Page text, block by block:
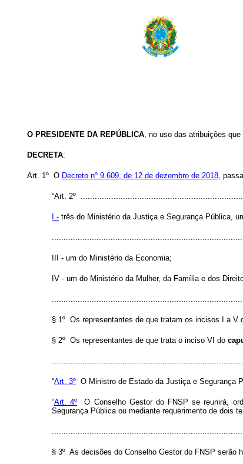
O PRESIDENTE DA REPÚBLICA, no uso das atribuições
DECRETA:
Art. 1º O Decreto nº 9.609, de 12 de dezembro de 2018,
“Art. 2º
I - três do Ministério da Justiça e Segurança Pública,
III - um do Ministério da Economia;
IV - um do Ministério da Mulher, da Família e dos
§ 1º Os representantes de que tratam os incisos I a V
§ 2º Os representantes de que trata o inciso VI do
“Art. 3º O Ministro de Estado da Justiça e Segurança
“Art. 4º O Conselho Gestor do FNSP se reunirá,
Segurança Pública ou mediante requerimento de dois
§ 3º As decisões do Conselho Gestor do FNSP serão